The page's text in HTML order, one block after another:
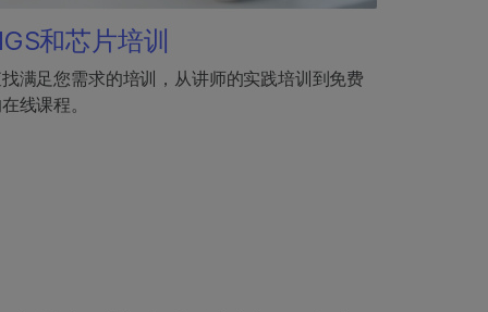
和芯片培训
满足您需求的培训，从讲师的实践培训到免费
线课程。